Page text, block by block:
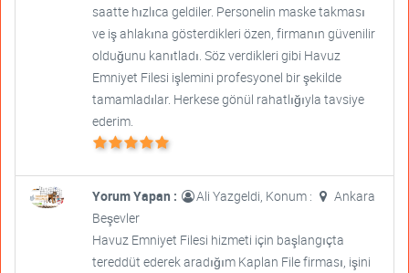
saatte hızlıca geldiler. Personelin maske takması
ve iş ahlakına gösterdikleri özen, firmanın güvenilir
olduğunu kanıtladı. Söz verdikleri gibi Havuz
Emniyet Filesi işlemini profesyonel bir şekilde
tamamladılar. Herkese gönül rahatlığıyla tavsiye
ederim.
Yorum Yapan : Ali Yazgeldi, Konum :
Ankara
Beşevler
Havuz Emniyet Filesi hizmeti için başlangıçta
tereddüt ederek aradığım Kaplan File firması, işini